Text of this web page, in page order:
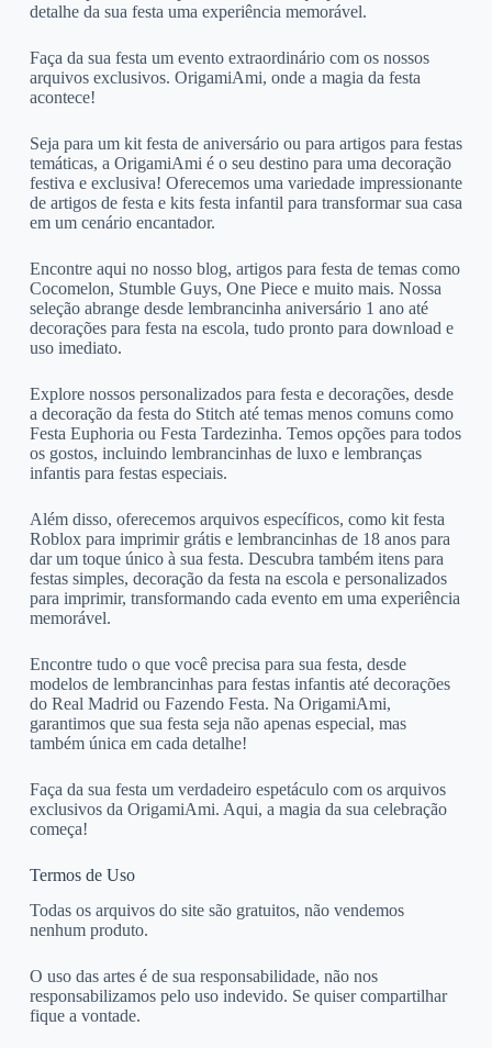
detalhe da sua festa uma experiência memorável.
Faça da sua festa um evento extraordinário com os nossos
arquivos exclusivos. OrigamiAmi, onde a magia da festa
acontece!
Seja para um kit festa de aniversário ou para artigos para festas
temáticas, a OrigamiAmi é o seu destino para uma decoração
festiva e exclusiva! Oferecemos uma variedade impressionante
de artigos de festa e kits festa infantil para transformar sua casa
em um cenário encantador.
Encontre aqui no nosso blog, artigos para festa de temas como
Cocomelon, Stumble Guys, One Piece e muito mais. Nossa
seleção abrange desde lembrancinha aniversário 1 ano até
decorações para festa na escola, tudo pronto para download e
uso imediato.
Explore nossos personalizados para festa e decorações, desde
a decoração da festa do Stitch até temas menos comuns como
Festa Euphoria ou Festa Tardezinha. Temos opções para todos
os gostos, incluindo lembrancinhas de luxo e lembranças
infantis para festas especiais.
Além disso, oferecemos arquivos específicos, como kit festa
Roblox para imprimir grátis e lembrancinhas de 18 anos para
dar um toque único à sua festa. Descubra também itens para
festas simples, decoração da festa na escola e personalizados
para imprimir, transformando cada evento em uma experiência
memorável.
Encontre tudo o que você precisa para sua festa, desde
modelos de lembrancinhas para festas infantis até decorações
do Real Madrid ou Fazendo Festa. Na OrigamiAmi,
garantimos que sua festa seja não apenas especial, mas
também única em cada detalhe!
Faça da sua festa um verdadeiro espetáculo com os arquivos
exclusivos da OrigamiAmi. Aqui, a magia da sua celebração
começa!
Termos de Uso
Todas os arquivos do site são gratuitos, não vendemos
nenhum produto.
O uso das artes é de sua responsabilidade, não nos
responsabilizamos pelo uso indevido. Se quiser compartilhar
fique a vontade.